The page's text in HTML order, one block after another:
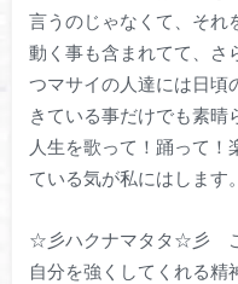
言うのじゃなくて、それ
動く事も含まれてて、さ
つマサイの人達には日頃
きている事だけでも素晴
人生を歌って！踊って
ている気が私にはします。
☆彡ハクナマタタ☆彡 こ
自分を強くしてくれる精